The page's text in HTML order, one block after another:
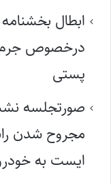
ابطال
درخصوص
پستی
صورتجلسه
مجروح شدن
ایست به